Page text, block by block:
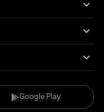
Google Play